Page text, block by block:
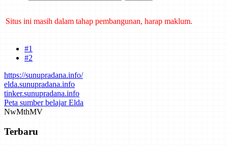
Situs ini masih dalam tahap pembangunan, harap maklum.
dibuat di Mindmeister. Klik di sini untuk mengakses.
#1
#2
https://sunupradana.info/
elda.sunupradana.info
tinker.sunupradana.info
Peta sumber belajar Elda
NwMthMV
Terbaru